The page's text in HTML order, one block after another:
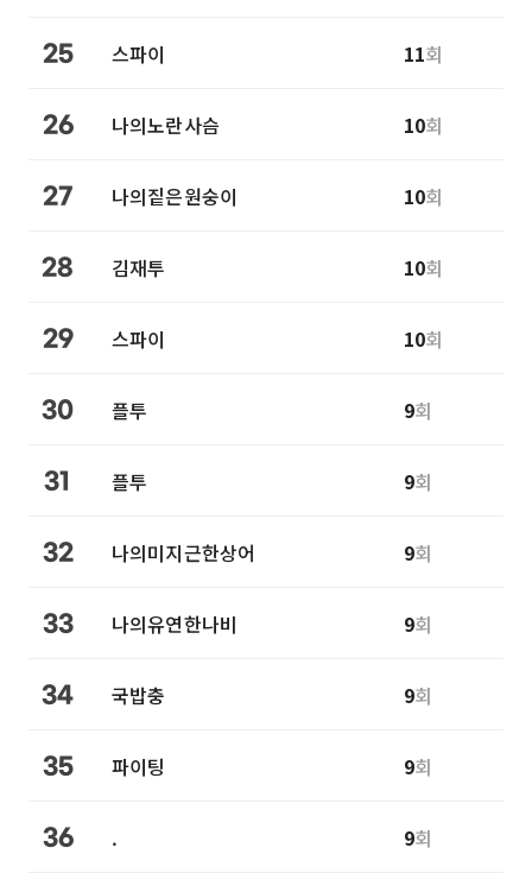
25 스파이 11회
26 나의노란사슴 10회
27 나의짙은원숭이 10회
28 김재투 10회
29 스파이 10회
30 플투 9회
31 플투 9회
32 나의미지근한상어 9회
33 나의유연한나비 9회
34 국밥충 9회
35 파이팅 9회
36 . 9회